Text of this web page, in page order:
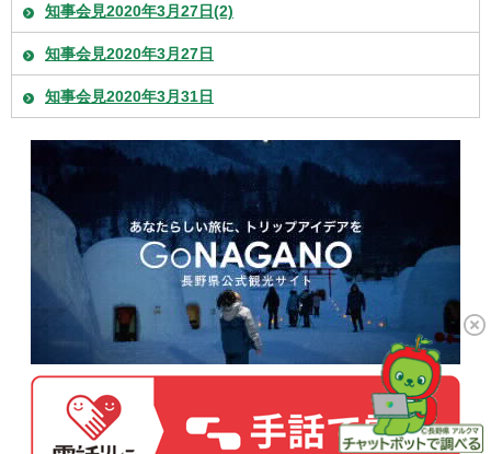
知事会見2020年3月27日(2)
知事会見2020年3月27日
知事会見2020年3月31日